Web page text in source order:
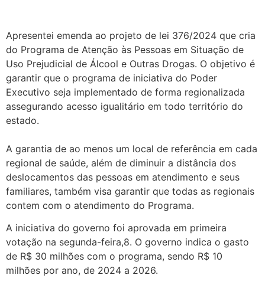
Apresentei emenda ao projeto de lei 376/2024 que cria
do Programa de Atenção às Pessoas em Situação de
Uso Prejudicial de Álcool e Outras Drogas. O objetivo é
garantir que o programa de iniciativa do Poder
Executivo seja implementado de forma regionalizada
assegurando acesso igualitário em todo território do
estado.
A garantia de ao menos um local de referência em cada
regional de saúde, além de diminuir a distância dos
deslocamentos das pessoas em atendimento e seus
familiares, também visa garantir que todas as regionais
contem com o atendimento do Programa.
A iniciativa do governo foi aprovada em primeira
votação na segunda-feira,8. O governo indica o gasto
de R$ 30 milhões com o programa, sendo R$ 10
milhões por ano, de 2024 a 2026.